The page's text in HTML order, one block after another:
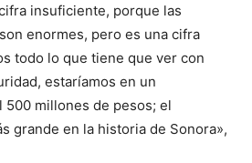
insuficiente, porque las
enormes, pero es una cifra
todo lo que tiene que ver con
estaríamos en un
millones de pesos; el
grande en la historia de Sonora»,